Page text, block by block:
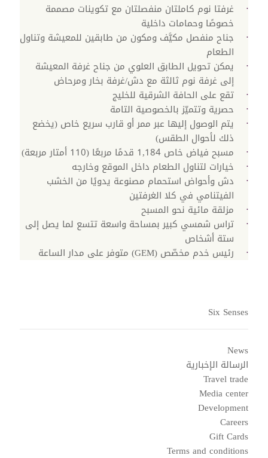
غرفتا نوم كاملتان منفصلتان مع تكوينات مصممة
خصوصًا وحمامات داخلية
جناح منفصل مكيَّف ومكون من طابقين للمعيشة وتناول
الطعام
يمكن تحويل الطابق العلوي من جناح غرفة المعيشة
إلى غرفة نوم ثالثة مع دش/غرفة بخار ومرحاض
تقع على الحافة الشرقية للخليج
حصرية وتتميّز بالخصوصية التامة
يتم الوصول إليها عبر ممر أو قارب سريع خاص (يخضع
ذلك لأحوال الطقس)
مسبح فياض خاص 1,184 قدمًا مربعًا (110 أمتار مربعة)
خيارات لتناول الطعام داخل الموقع وخارجه
دش وأحواض استحمام مصنوعة يدويًا من الخشب
الفيتنامي في كلا الغرفتين
مزلقة مائية نحو المسبح
تراس شمسي كبير بمساحة واسعة تتسع لما يصل إلى
ستة أشخاص
رئيس خدم مخصّص (GEM) متوفر على مدار الساعة
Six Senses
News
الرسالة الإخبارية
Travel trade
Media center
Development
Careers
Gift Cards
Terms and conditions